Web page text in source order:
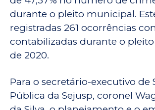
durante o pleito municipal.
registradas 261 ocorrências
contabilizadas durante o
de 2020.
Para o secretário-executivo de
Pública da Sejusp, coronel